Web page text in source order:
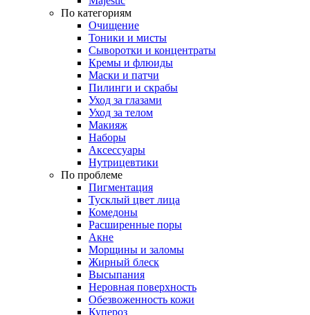
По категориям
Очищение
Тоники и мисты
Сыворотки и концентраты
Кремы и флюиды
Маски и патчи
Пилинги и скрабы
Уход за глазами
Уход за телом
Макияж
Наборы
Аксессуары
Нутрицевтики
По проблеме
Пигментация
Тусклый цвет лица
Комедоны
Расширенные поры
Акне
Морщины и заломы
Жирный блеск
Высыпания
Неровная поверхность
Обезвоженность кожи
Купероз